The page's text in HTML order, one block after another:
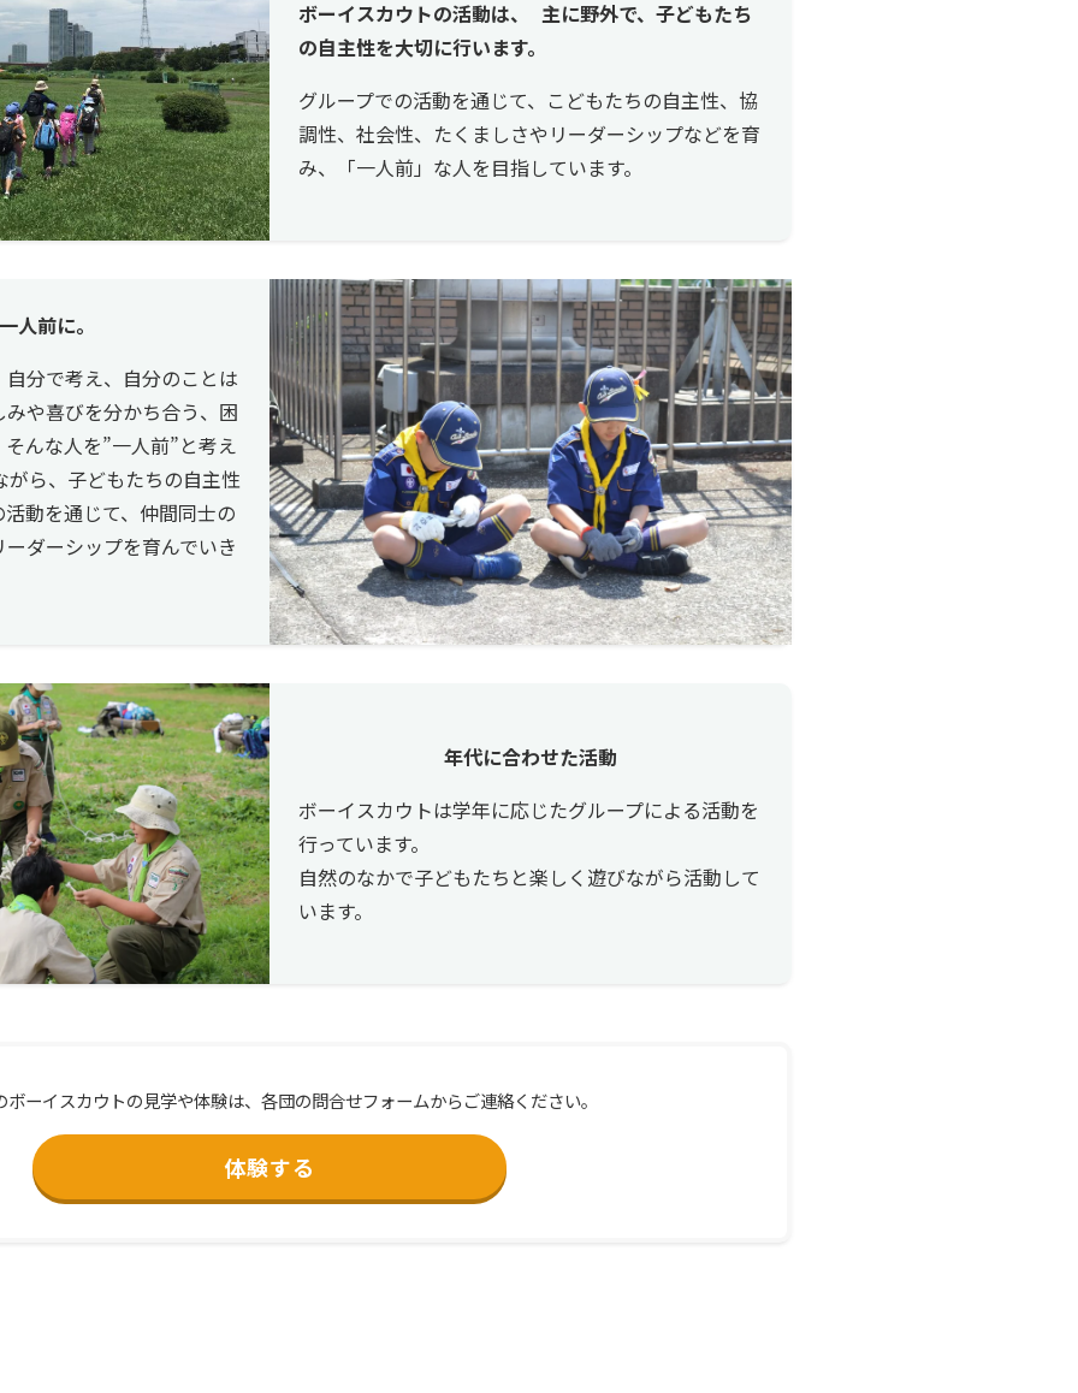
ボーイスカウトの活動は、 主に野外で、子どもたち
の自主性を大切に行います。
グループでの活動を通じて、こどもたちの自主性、協
調性、社会性、たくましさやリーダーシップなどを育
み、「一人前」な人を目指しています。
人前に。
分で考え、自分のことは
や喜びを分かち合う、困
んな人を”一人前”と考え
ら、子どもたちの自主性
動を通じて、仲間同士の
ダーシップを育んでいき
年代に合わせた活動
ボーイスカウトは学年に応じたグループによる活動を
行っています。
自然のなかで子どもたちと楽しく遊びながら活動して
います。
ボーイスカウトの見学や体験は、各団の問合せフォームからご連絡ください。
体験する